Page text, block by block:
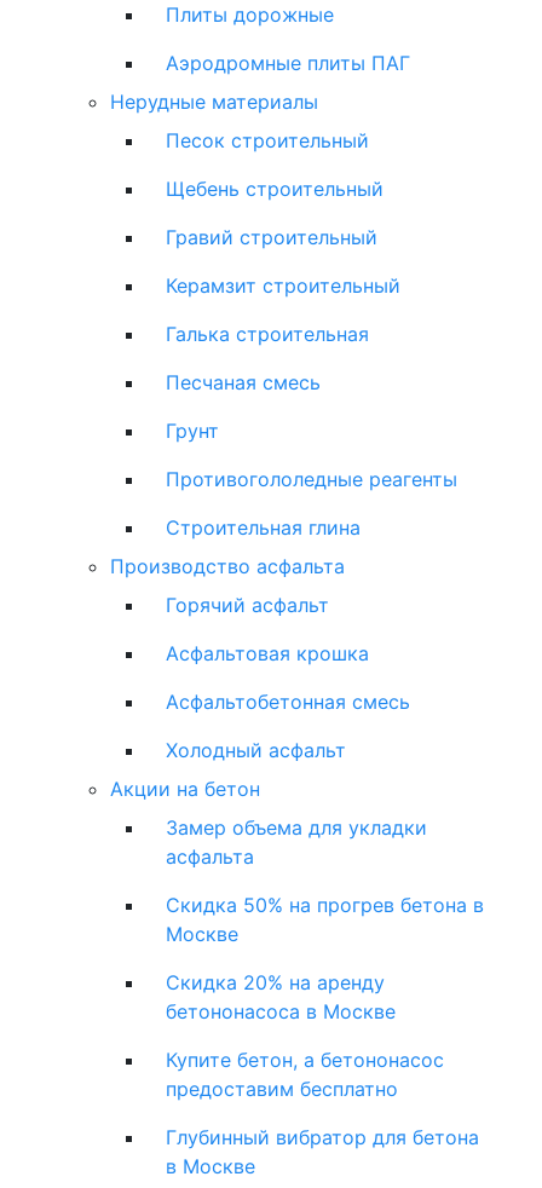
Плиты дорожные
Аэродромные плиты ПАГ
Нерудные материалы
Песок строительный
Щебень строительный
Гравий строительный
Керамзит строительный
Галька строительная
Песчаная смесь
Грунт
Противогололедные реагенты
Строительная глина
Производство асфальта
Горячий асфальт
Асфальтовая крошка
Асфальтобетонная смесь
Холодный асфальт
Акции на бетон
Замер объема для укладки
асфальта
Скидка 50% на прогрев бетона в
Москве
Скидка 20% на аренду
бетононасоса в Москве
Купите бетон, а бетононасос
предоставим бесплатно
Глубинный вибратор для бетона
в Москве